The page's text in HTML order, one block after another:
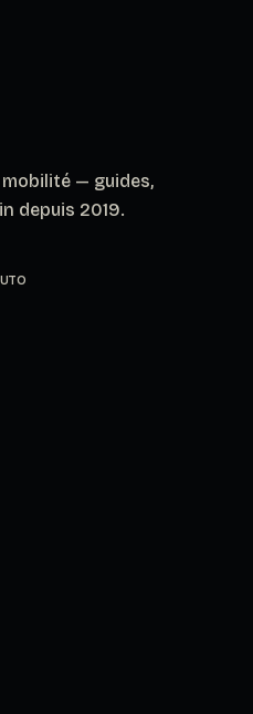
— guides,
depuis 2019.